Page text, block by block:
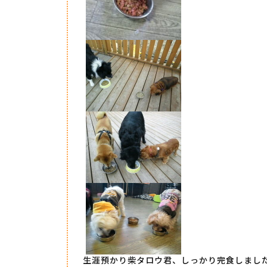
生涯預かり柴タロウ君、しっかり完食しまし